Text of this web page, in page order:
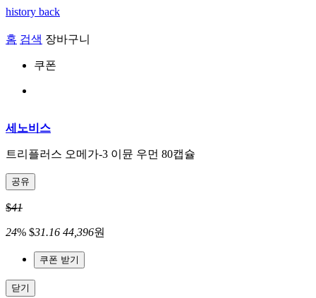
history back
홈 검색 장바구니
쿠폰
세노비스
트리플러스 오메가-3 이뮨 우먼 80캡슐
공유
$41
24% $31.16 44,396원
쿠폰 받기
닫기